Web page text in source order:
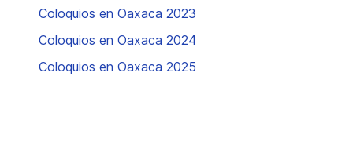
Coloquios en Oaxaca 2023
Coloquios en Oaxaca 2024
Coloquios en Oaxaca 2025